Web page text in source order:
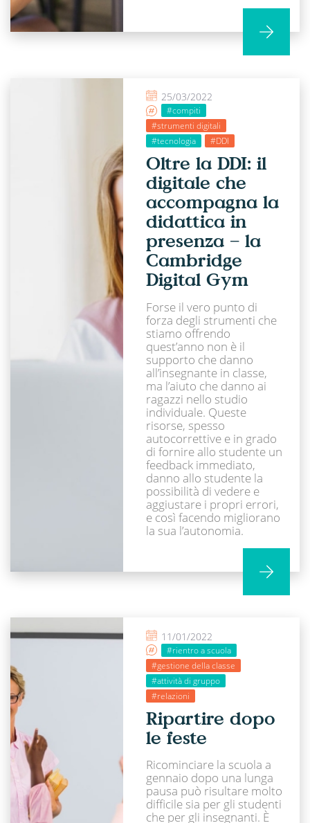
25/03/2022
#compiti
#strumenti digitali
#tecnologia
#DDI
Oltre la DDI: il
digitale che
accompagna la
didattica in
presenza – la
Cambridge
Digital Gym
Forse il vero punto di
forza degli strumenti che
stiamo offrendo
quest’anno non è il
supporto che danno
all’insegnante in classe,
ma l’aiuto che danno ai
ragazzi nello studio
individuale. Queste
risorse, spesso
autocorrettive e in grado
di fornire allo studente un
feedback immediato,
danno allo studente la
possibilità di vedere e
aggiustare i propri errori,
e così facendo migliorano
la sua l’autonomia.
11/01/2022
#rientro a scuola
#gestione della classe
#attività di gruppo
#relazioni
Ripartire dopo
le feste
Ricominciare la scuola a
gennaio dopo una lunga
pausa può risultare molto
difficile sia per gli studenti
che per gli insegnanti. È